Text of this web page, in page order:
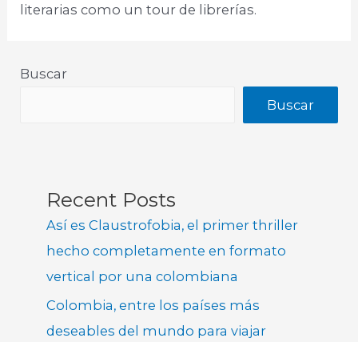
literarias como un tour de librerías.
Buscar
Buscar
Recent Posts
Así es Claustrofobia, el primer thriller
hecho completamente en formato
vertical por una colombiana
Colombia, entre los países más
deseables del mundo para viajar